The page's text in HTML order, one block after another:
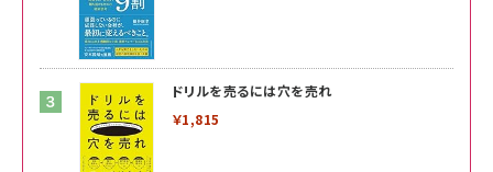
ドリルを売るには穴を売れ
￥1,815